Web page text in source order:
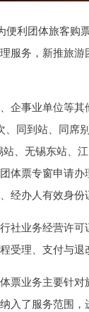
利团体旅客购
服务，新推旅
事业单位等其
、同到站、同席
、无锡东站、江
体票专窗申请
经办人有效身份
业务经营许可
受理、支付与退
业务主要针对
入了服务范围，